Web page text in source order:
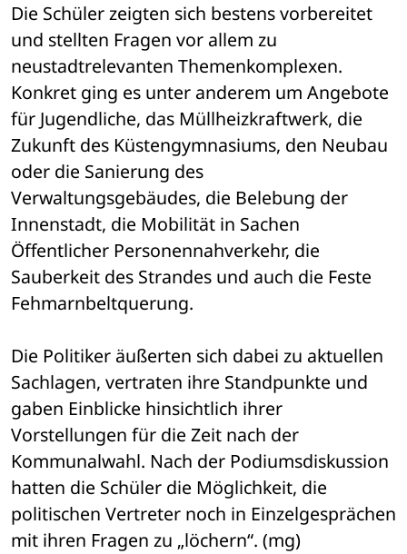
Die Schüler zeigten sich bestens vorbereitet
und stellten Fragen vor allem zu
neustadtrelevanten Themenkomplexen.
Konkret ging es unter anderem um Angebote
für Jugendliche, das Müllheizkraftwerk, die
Zukunft des Küstengymnasiums, den Neubau
oder die Sanierung des
Verwaltungsgebäudes, die Belebung der
Innenstadt, die Mobilität in Sachen
Öffentlicher Personennahverkehr, die
Sauberkeit des Strandes und auch die Feste
Fehmarnbeltquerung.
Die Politiker äußerten sich dabei zu aktuellen
Sachlagen, vertraten ihre Standpunkte und
gaben Einblicke hinsichtlich ihrer
Vorstellungen für die Zeit nach der
Kommunalwahl. Nach der Podiumsdiskussion
hatten die Schüler die Möglichkeit, die
politischen Vertreter noch in Einzelgesprächen
mit ihren Fragen zu „löchern“. (mg)